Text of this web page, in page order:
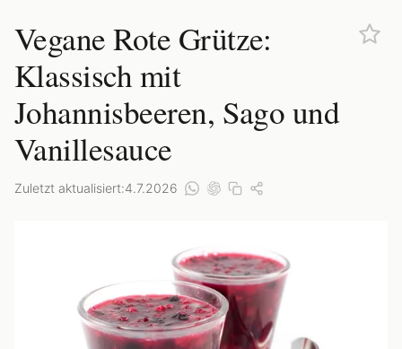
Vegane Rote Grütze:
Klassisch mit
Johannisbeeren, Sago und
Vanillesauce
Zuletzt aktualisiert:4.7.2026